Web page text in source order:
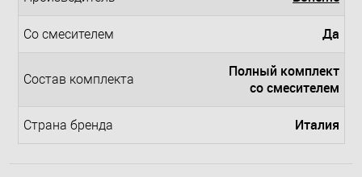
Со смесителем Да
Состав комплекта
Полный комплект
со смесителем
Страна бренда Италия